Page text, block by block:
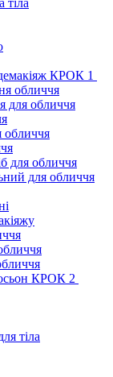
КРОК 1
обличчя
для обличчя
обличчя
для обличчя
для обличчя
КРОК 2
тіла